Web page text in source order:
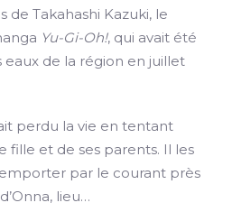
de Takahashi Kazuki, le
Yu-Gi-Oh!, qui avait été
eaux de la région en juillet
perdu la vie en tentant
fille et de ses parents. Il les
par le courant près
lieu…